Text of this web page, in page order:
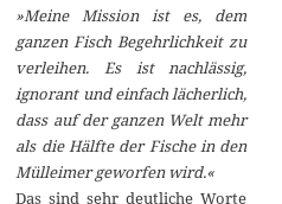
»Meine Mission ist es, dem
ganzen Fisch Begehrlichkeit zu
verleihen. Es ist nachlässig,
ignorant und einfach lächerlich,
dass auf der ganzen Welt mehr
als die Hälfte der Fische in den
Mülleimer geworfen wird.«
Das sind sehr deutliche Worte